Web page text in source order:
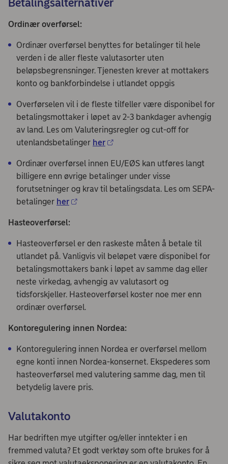
Ordinær overførsel:
Ordinær overførsel benyttes for betalinger til hele
verden i de aller fleste valutasorter uten
beløpsbegrensninger. Tjenesten krever at mottakers
konto og bankforbindelse i utlandet oppgis
Overførselen vil i de fleste tilfeller være disponibel for
betalingsmottaker i løpet av 2-3 bankdager avhengig
av land. Les om Valuteringsregler og cut-off for
utenlandsbetalinger her
Ordinær overførsel innen EU/EØS kan utføres langt
billigere enn øvrige betalinger under visse
forutsetninger og krav til betalingsdata. Les om SEPA-
betalinger her
Hasteoverførsel:
Hasteoverførsel er den raskeste måten å betale til
utlandet på. Vanligvis vil beløpet være disponibel for
betalingsmottakers bank i løpet av samme dag eller
neste virkedag, avhengig av valutasort og
tidsforskjeller. Hasteoverførsel koster noe mer enn
ordinær overførsel.
Kontoregulering innen Nordea:
Kontoregulering innen Nordea er overførsel mellom
egne konti innen Nordea-konsernet. Ekspederes som
hasteoverførsel med valutering samme dag, men til
betydelig lavere pris.
Valutakonto
Har bedriften mye utgifter og/eller inntekter i en
fremmed valuta? Et godt verktøy som ofte brukes for å